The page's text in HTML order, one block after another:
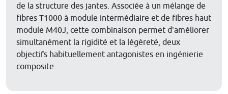
de la structure des jantes. Associée à un mélange de
fibres T1000 à module intermédiaire et de fibres haut
module M40J, cette combinaison permet d'améliorer
simultanément la rigidité et la légèreté, deux
objectifs habituellement antagonistes en ingénierie
composite.